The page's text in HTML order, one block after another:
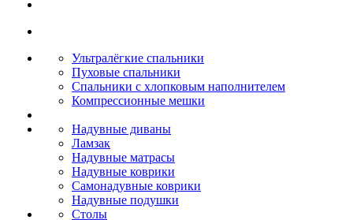
Ультралёгкие спальники
Пуховые спальники
Спальники с хлопковым наполнителем
Компрессионные мешки
Надувные диваны
Ламзак
Надувные матрасы
Надувные коврики
Самонадувные коврики
Надувные подушки
Столы